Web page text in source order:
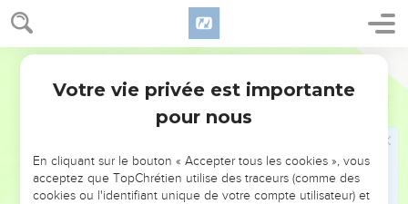
Actes 10
41 non à tout le peuple, mais aux témoins choisis d'avance
par Dieu, à nous qui avons mangé et bu avec lui après sa
Jésus nous a ordonné de prêcher au peuple et d'attester
que c'est lui que Dieu a désigné juge des vivants et des
Tous les prophètes rendent de lui le témoignage que
toute personne qui croit en lui reçoit par son nom le pardon
Votre vie privée est importante
pour nous
En cliquant sur le bouton « Accepter tous les cookies », vous
acceptez que TopChrétien utilise des traceurs (comme des
cookies ou l'identifiant unique de votre compte utilisateur) et